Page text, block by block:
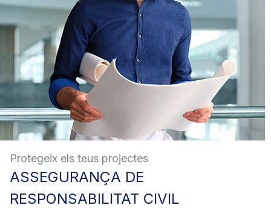
Protegeix els teus projectes
ASSEGURANÇA DE
RESPONSABILITAT CIVIL